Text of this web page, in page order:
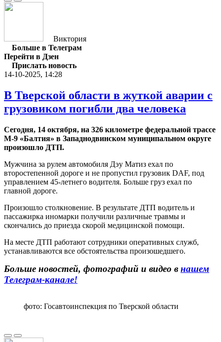
Виктория
Больше в Телеграм
Перейти в Дзен
Прислать новость
14-10-2025, 14:28
В Тверской области в жуткой аварии с
грузовиком погибли два человека
Сегодня, 14 октября, на 326 километре федеральной трассе
М-9 «Балтия» в Западнодвинском муниципальном округе
произошло ДТП.
Мужчина за рулем автомобиля Дэу Матиз ехал по
второстепенной дороге и не пропустил грузовик DAF, под
управлением 45-летнего водителя. Больше груз ехал по
главной дороге.
Произошло столкновение. В результате ДТП водитель и
пассажирка иномарки получили различные травмы и
скончались до приезда скорой медицинской помощи.
На месте ДТП работают сотрудники оперативных служб,
устанавливаются все обстоятельства произошедшего.
Больше новостей, фотографий и видео в нашем
Телеграм-канале!
фото: Госавтоинспекция по Тверской области